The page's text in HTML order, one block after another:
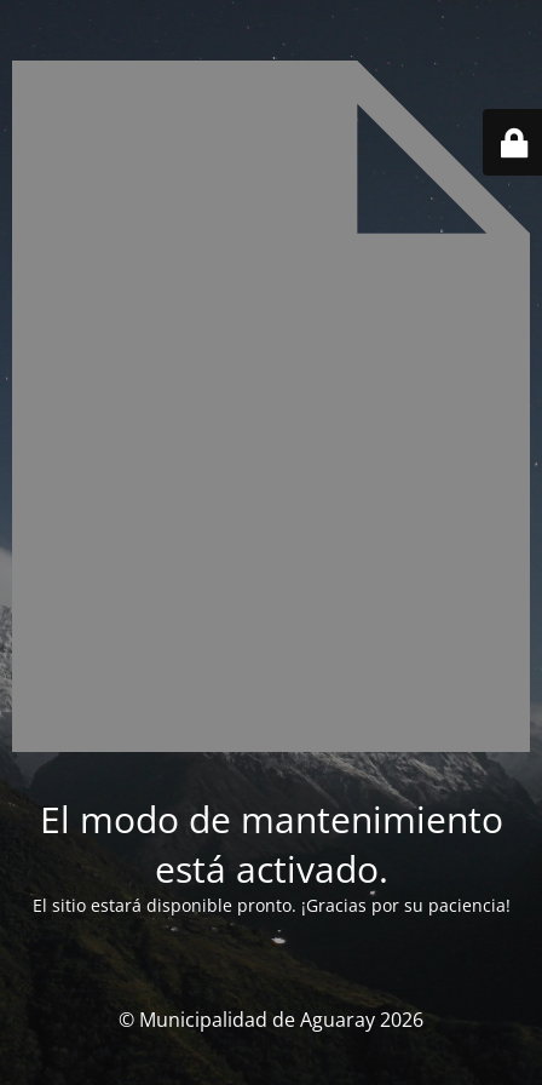
El modo de mantenimiento
está activado.
El sitio estará disponible pronto. ¡Gracias por su paciencia!
© Municipalidad de Aguaray 2026